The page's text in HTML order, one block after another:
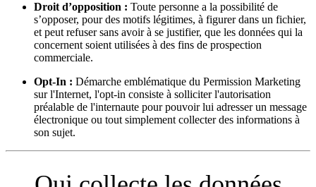
Droit d’opposition : Toute personne a la possibilité de
s’opposer, pour des motifs légitimes, à figurer dans un fichier,
et peut refuser sans avoir à se justifier, que les données qui la
concernent soient utilisées à des fins de prospection
commerciale.
Opt-In : Démarche emblématique du Permission Marketing
sur l'Internet, l'opt-in consiste à solliciter l'autorisation
préalable de l'internaute pour pouvoir lui adresser un message
électronique ou tout simplement collecter des informations à
son sujet.